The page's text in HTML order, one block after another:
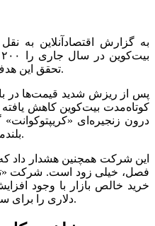
به گزارش اقتصادآنلاین به
تحقق این هدف تا کریسمس واقع‌بینانه خواهد بود.
کوتاه‌مدت بیت‌کوین کاهش یافته
درون زنجیره‌ای
بلندمدت این رمزارز همچنان قوی است.
این شرکت همچنین هشدار داد
فصل، خیلی زود است. شرکت
دلاری را برای سه ماهه چهارم پیش‌بینی کرده است.